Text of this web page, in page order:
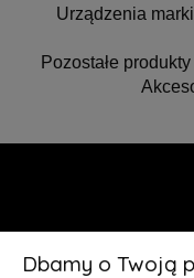
Urządzenia
Pozostałe
Dbamy o Twoją